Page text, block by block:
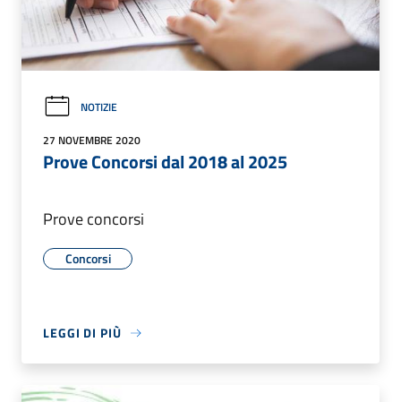
NOTIZIE
27 NOVEMBRE 2020
Prove Concorsi dal 2018 al 2025
Prove concorsi
Concorsi
LEGGI DI PIÙ